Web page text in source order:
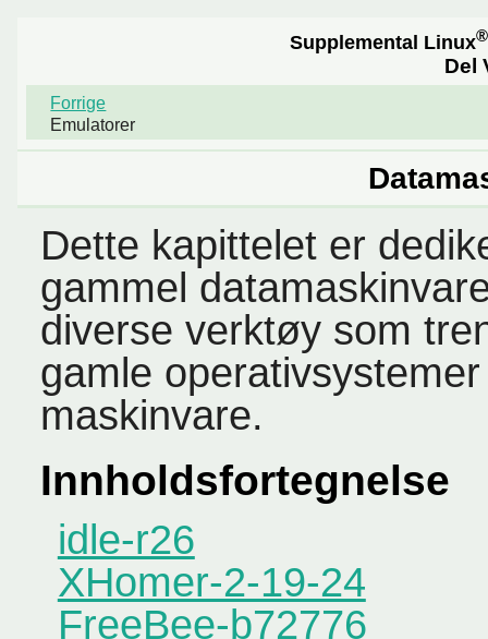
Supplemental Linux®
Del
Forrige
Emulatorer
Dette kapittelet er
gammel
diverse verktøy som
gamle
maskinvare.
Innholdsfortegnelse
idle-r26
XHomer-2-19-24
FreeBee-b72776